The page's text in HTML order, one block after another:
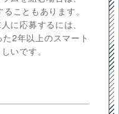
こともあります。
に応募するには、
2年以上のスマート
いです。